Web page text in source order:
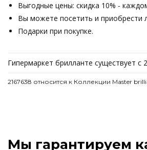
Выгодные цены: скидка 10% -
Вы можете посетить и
Подарки при покупке.
Гипермаркет брилланте существует
2167638 относится к Коллекции Master
Мы гарантируем